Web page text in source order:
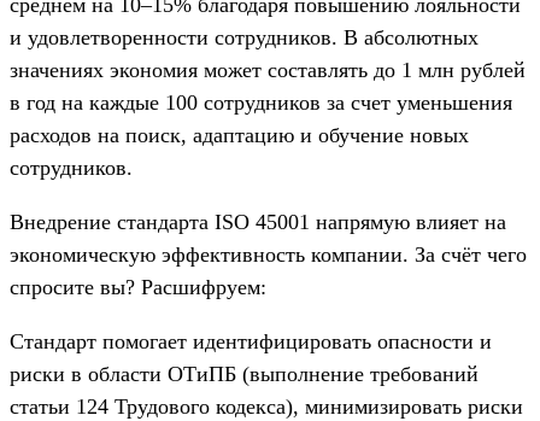
среднем на 10–15% благодаря повышению лояльности
и удовлетворенности сотрудников. В абсолютных
значениях экономия может составлять до 1 млн рублей
в год на каждые 100 сотрудников за счет уменьшения
расходов на поиск, адаптацию и обучение новых
сотрудников.
Внедрение стандарта ISO 45001 напрямую влияет на
экономическую эффективность компании. За счёт чего
спросите вы? Расшифруем:
Стандарт помогает идентифицировать опасности и
риски в области ОТиПБ (выполнение требований
статьи 124 Трудового кодекса), минимизировать риски